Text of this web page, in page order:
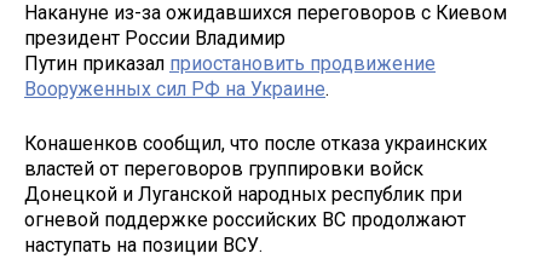
Накануне из-за ожидавшихся переговоров c Киевом
президент России Владимир
Путин приказал приостановить продвижение
Вооруженных сил РФ на Украине.
Конашенков сообщил, что после отказа украинских
властей от переговоров группировки войск
Донецкой и Луганской народных республик при
огневой поддержке российских ВС продолжают
наступать на позиции ВСУ.